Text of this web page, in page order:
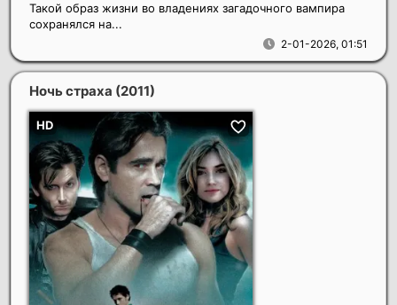
2-01-2026, 01:51
Такой образ жизни во владениях загадочного вампира
сохранялся на...
Ночь страха (2011)